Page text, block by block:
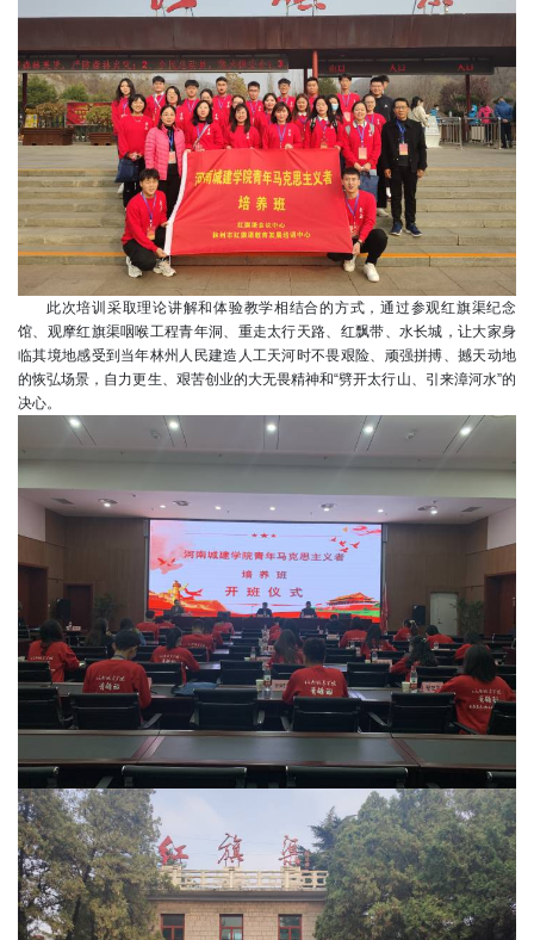
此次培训采取理论讲解和体验教学相结合的方式，通过参观红旗渠纪念
馆、观摩红旗渠咽喉工程青年洞、重走太行天路、红飘带、水长城，让大家身
临其境地感受到当年林州人民建造人工天河时不畏艰险、顽强拼搏、撼天动地
的恢弘场景，自力更生、艰苦创业的大无畏精神和“劈开太行山、引来漳河水”的
决心。